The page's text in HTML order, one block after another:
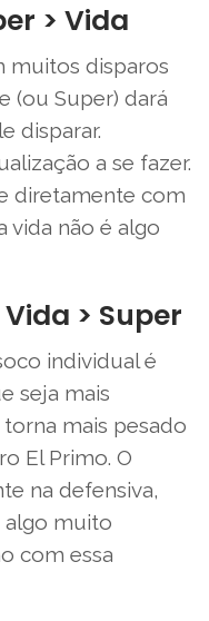
> Vida
muitos disparos
(ou Super) dará
disparar.
a se fazer.
diretamente com
vida não é algo
> Super
individual é
seja mais
mais pesado
El Primo. O
na defensiva,
algo muito
com essa